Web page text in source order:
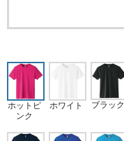
ホットピ
ンク
ホワイト ブラック